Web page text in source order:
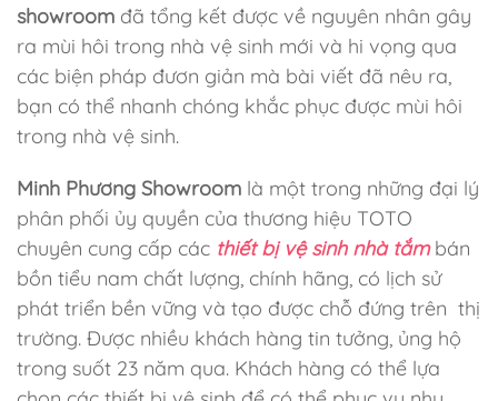
showroom đã tổng kết được về nguyên nhân gây
ra mùi hôi trong nhà vệ sinh mới và hi vọng qua
các biện pháp đươn giản mà bài viết đã nêu ra,
bạn có thể nhanh chóng khắc phục được mùi hôi
trong nhà vệ sinh.
Minh Phương Showroom là một trong những đại lý
phân phối ủy quyền của thương hiệu TOTO
chuyên cung cấp các thiết bị vệ sinh nhà tắmbán
bồn tiểu nam chất lượng, chính hãng, có lịch sử
phát triển bền vững và tạo được chỗ đứng trên thị
trường. Được nhiều khách hàng tin tưởng, ủng hộ
trong suốt 23 năm qua. Khách hàng có thể lựa